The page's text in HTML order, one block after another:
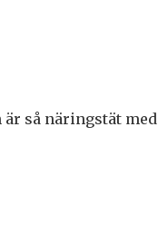
så näringstät med